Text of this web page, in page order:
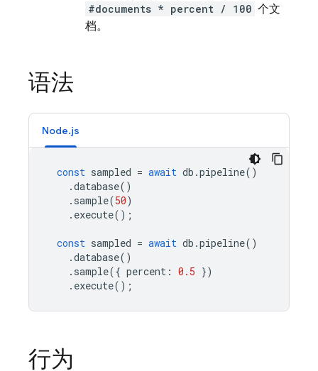
#documents * percent / 100 个文
档。
语法
Node.js
const sampled = await db .pipeline()
.database()
. sample(50)
. execute();
const sampled = await db .pipeline()
.database()
. sample({ percent : 0.5 })
. execute();
行为